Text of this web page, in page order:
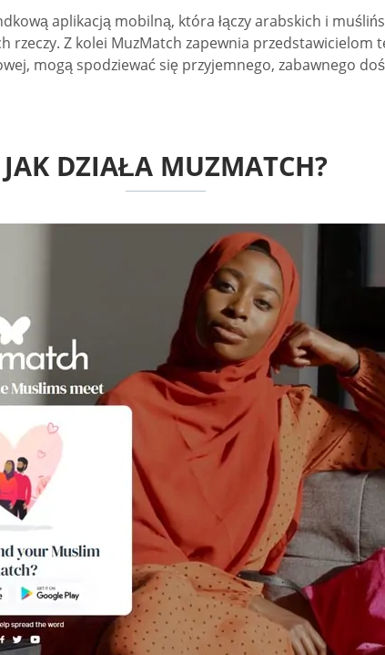
aplikacją mobilną, która łączy arabskich i
rzeczy. Z kolei MuzMatch zapewnia
mogą spodziewać się przyjemnego, zabawnego
JAK DZIAŁA MUZMATCH?